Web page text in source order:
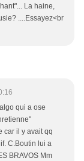
La haine,
....Essayez<br
qui a ose
car il y avait qq
C.Boutin lui a
BRAVOS Mm